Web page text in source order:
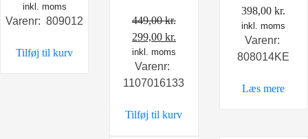
inkl. moms
Varenr: 809012
Tilføj til kurv
449,00kr.
Den
oprindelige
pris
var:
299,00 kr.
aktuelle
er:
inkl. moms
Varenr:
1107016133
Tilføj til kurv
398,00kr.
inkl. moms
Varenr:
808014KE
Læs mere